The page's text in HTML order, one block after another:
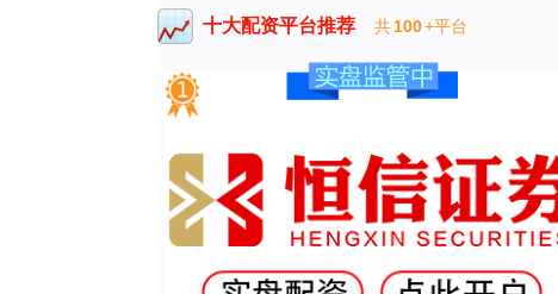
十大配资平台推荐 共100+平台